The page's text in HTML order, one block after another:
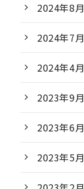
2024年8月
2024年7月
2024年4月
2023年9月
2023年6月
2023年5月